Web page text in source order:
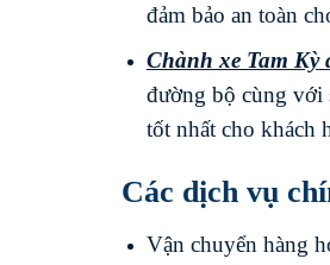
đảm bảo an toàn
Chành xe Tam Kỳ
đường bộ cùng với
tốt nhất cho khách
Các dịch vụ
Vận chuyển hàng